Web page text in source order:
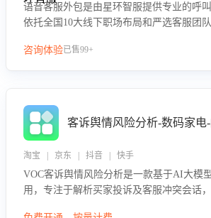
语音客服外包是由星环智服提供专业的呼
依托全国10大线下职场布局和严选客服团
队和智能工具提升语音客服服务效率和质
咨询体验已售99+
客诉舆情风险分析-数码家电
淘宝 | 京东 | 抖音 | 快手
VOC客诉舆情风险分析是一款基于AI大模
用，专注于解析买家投诉及客服冲突会话